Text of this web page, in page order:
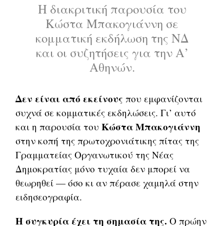
Η διακριτική παρουσία του
Κώστα Μπακογιάννη σε
κομματική εκδήλωση της ΝΔ
και οι συζητήσεις για την Α’
Αθηνών.
Δεν είναι από εκείνουςπου εμφανίζονται
συχνά σε κομματικές εκδηλώσεις. Γι’ αυτό
και η παρουσία τουΚώστα Μπακογιάννη
στην κοπή της πρωτοχρονιάτικης πίτας της
Γραμματείας Οργανωτικού της Νέας
Δημοκρατίας μόνο τυχαία δεν μπορεί να
θεωρηθεί — όσο κι αν πέρασε χαμηλά στην
ειδησεογραφία.
Η συγκυρία έχει τη σημασία της. Ο πρώην